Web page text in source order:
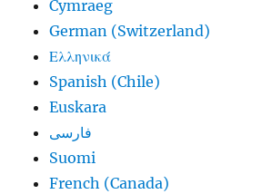
Cymraeg
German (Switzerland)
Ελληνικά
Spanish (Chile)
Euskara
فارسی
Suomi
French (Canada)